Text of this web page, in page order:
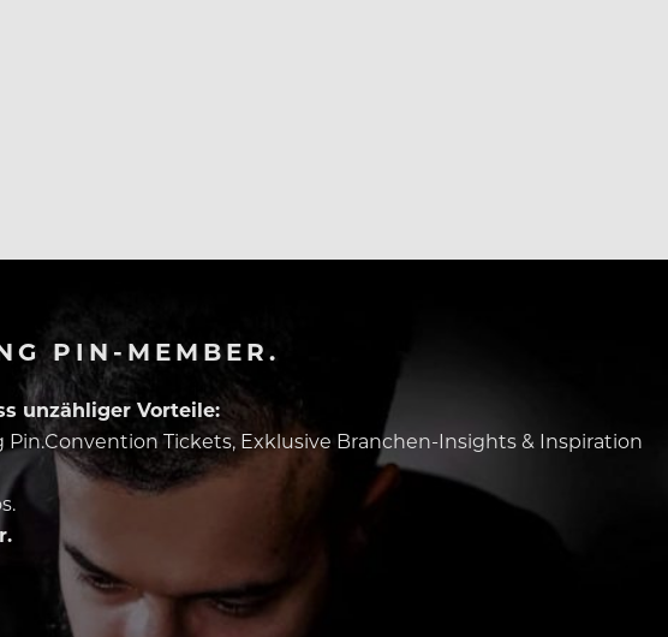
PIN-MEMBER.
unzähliger Vorteile:
Tickets, Exklusive Branchen-Insights & Inspiration